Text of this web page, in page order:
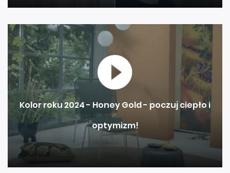
Kolor roku 2024 - Honey Gold - poczuj ciepło i
optymizm!